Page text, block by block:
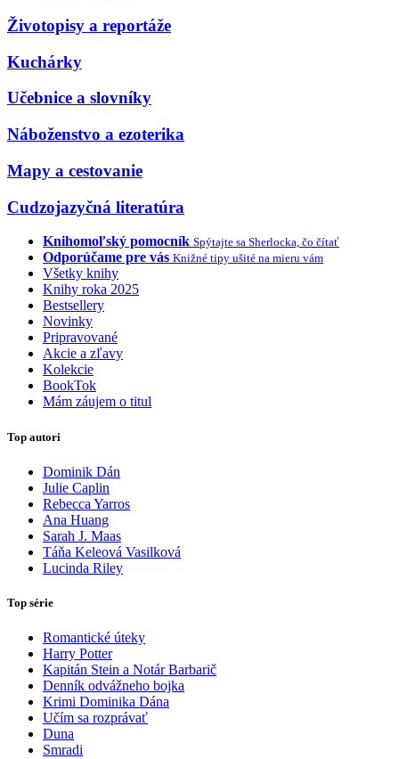
Životopisy a reportáže
Kuchárky
Učebnice a slovníky
Náboženstvo a ezoterika
Mapy a cestovanie
Cudzojazyčná literatúra
Knihomoľský pomocník Spýtajte sa Sherlocka, čo čítať
Odporúčame pre vás Knižné tipy ušité na mieru vám
Všetky knihy
Knihy roka 2025
Bestsellery
Novinky
Pripravované
Akcie a zľavy
Kolekcie
BookTok
Mám záujem o titul
Top autori
Dominik Dán
Julie Caplin
Rebecca Yarros
Ana Huang
Sarah J. Maas
Táňa Keleová Vasilková
Lucinda Riley
Top série
Romantické úteky
Harry Potter
Kapitán Stein a Notár Barbarič
Denník odvážneho bojka
Krimi Dominika Dána
Učím sa rozprávať
Duna
Smradi